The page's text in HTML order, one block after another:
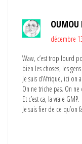
OUMOU
décembre
Waw, c’est trop lourd
bien les choses, les
Je suis d’Afrique, ici on
On ne triche pas. On ne
Et c’est ca, la vraie GMP.
Je suis fier de ce qu’on